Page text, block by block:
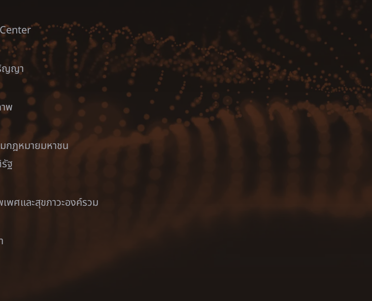
ญญา
พ
กฎหมายมหาชน
ฐ
พศและสุขภาวะองค์รวม